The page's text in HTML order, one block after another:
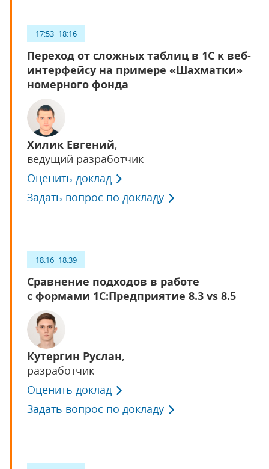
17:53−18:16
Переход от сложных таблиц в 1С к веб-
интерфейсу на примере «Шахматки»
номерного фонда
Хилик Евгений,
ведущий разработчик
Оценить доклад
Задать вопрос по докладу
18:16−18:39
Сравнение подходов в работе
с формами 1С:Предприятие 8.3 vs 8.5
Кутергин Руслан,
разработчик
Оценить доклад
Задать вопрос по докладу